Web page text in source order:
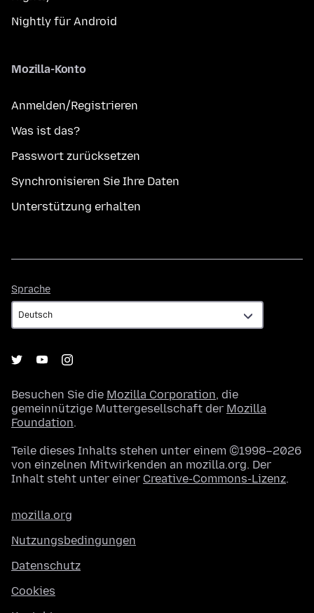
Nightly für Android
Mozilla-Konto
Anmelden/Registrieren
Was ist das?
Passwort zurücksetzen
Synchronisieren Sie Ihre Daten
Unterstützung erhalten
Sprache
Besuchen Sie die Mozilla Corporation, die
gemeinnützige Muttergesellschaft der Mozilla
Foundation.
Teile dieses Inhalts stehen unter einem ©1998–2026
von einzelnen Mitwirkenden an mozilla.org. Der
Inhalt steht unter einer Creative-Commons-Lizenz.
mozilla.org
Nutzungsbedingungen
Datenschutz
Cookies